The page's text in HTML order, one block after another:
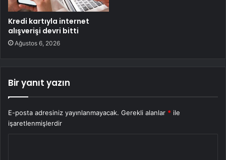
Kredi kartıyla internet
alışverişi devri bitti
Ağustos 6, 2026
Bir yanıt yazın
E-posta adresiniz yayınlanmayacak. Gerekli alanlar * ile
işaretlenmişlerdir